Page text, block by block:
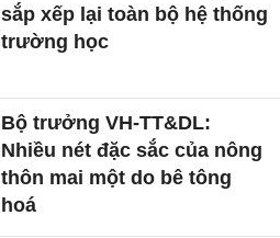
sắp xếp lại toàn bộ hệ thống
trường học
Bộ trưởng VH-TT&DL:
Nhiều nét đặc sắc của nông
thôn mai một do bê tông
hoá